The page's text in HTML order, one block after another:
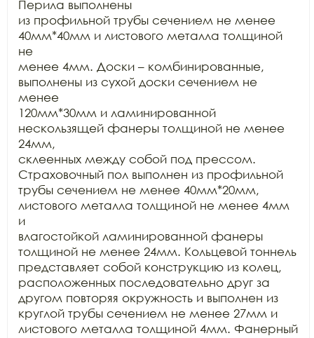
Перила выполнены
из профильной трубы сечением не менее
40мм*40мм и листового металла толщиной
не
менее 4мм. Доски – комбинированные,
выполнены из сухой доски сечением не
менее
120мм*30мм и ламинированной
нескользящей фанеры толщиной не менее
24мм,
склеенных между собой под прессом.
Страховочный пол выполнен из профильной
трубы сечением не менее 40мм*20мм,
листового металла толщиной не менее 4мм
и
влагостойкой ламинированной фанеры
толщиной не менее 24мм. Кольцевой тоннель
представляет собой конструкцию из колец,
расположенных последовательно друг за
другом повторяя окружность и выполнен из
круглой трубы сечением не менее 27мм и
листового металла толщиной 4мм. Фанерный